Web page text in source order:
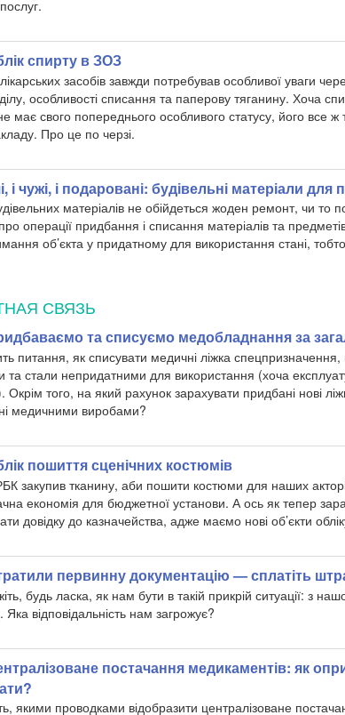
спирту в ЗОЗ
засобів завжди потребував особливої уваги
особливості списання та паперову тяганину. Хоча
має свого попереднього особливого статусу, його все ж
Про це по черзі.
і чужі, і подаровані: будівельні матеріали
матеріалів не обійдеться жоден ремонт, чи то
операції придбання і списання матеріалів та
об’єкта у придатному для використання стані,
СВЯЗЬ
та списуємо медобладнання за
питання, як списувати медичні ліжка
та стали непридатними для використання (хоча
Окрім того, на який рахунок зарахувати придбані нові
медичними виробами?
пошиття сценічних костюмів
закупив тканину, аби пошити костюми для наших
економія для бюджетної установи. А ось як тепер
довідку до казначейства, адже маємо нові об’єкти
первинну документацію — сплатіть
будь ласка, як нам бути в такій прикрій ситуації: з
Яка відповідальність нам загрожує?
постачання медикаментів: як
якими проводками відобразити централізоване